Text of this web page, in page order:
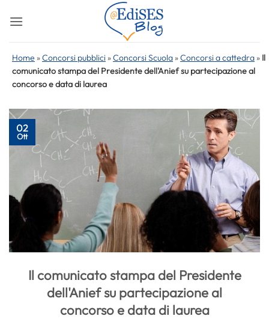
Home »Concorsi pubblici »Concorsi Scuola »Concorsi a cattedra » Il
comunicato stampa del Presidente dell'Anief su partecipazione al
concorso e data di laurea
02
Ott
Il comunicato stampa del Presidente
dell'Anief su partecipazione al
concorso e data di laurea